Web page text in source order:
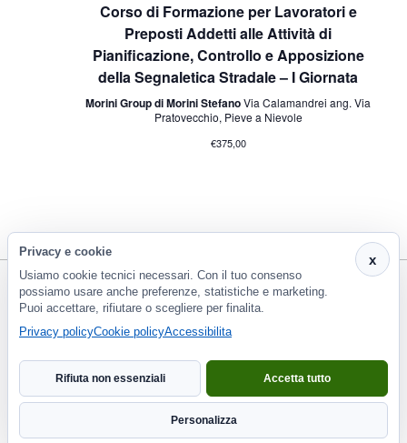
Corso di Formazione per Lavoratori e
Preposti Addetti alle Attività di
Pianificazione, Controllo e Apposizione
della Segnaletica Stradale – I Giornata
Morini Group di Morini StefanoVia Calamandrei ang. Via
Pratovecchio, Pieve a Nievole
€375,00
953929
Informativa privacy
x
Privacy e cookie
Usiamo cookie tecnici necessari. Con il tuo consenso
possiamo usare anche preferenze, statistiche e marketing.
Puoi accettare, rifiutare o scegliere per finalita.
Privacy policyCookie policyAccessibilita
Rifiuta non essenziali
Personalizza
Accetta tutto